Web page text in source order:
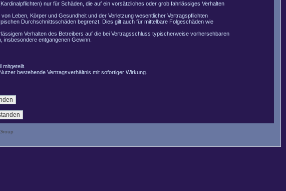
nur für Schäden, die auf ein vorsätzliches oder grob fahrlässiges Verhalten
Leben, Körper und Gesundheit und der Verletzung wesentlicher Vertragspflichten
Durchschnittsschäden begrenzt. Dies gilt auch für mittelbare Folgeschäden wie
Verhalten des Betreibers auf die bei Vertragsschluss typischerweise vorhersehbaren
entgangenen Gewinn.
bestehende Vertragsverhältnis mit sofortiger Wirkung.